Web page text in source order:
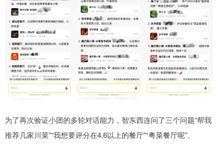
为了再次验证小团的多轮对话能力，智东西连问了三个问题“帮我
推荐几家川菜”“我想要评分在4.6以上的餐厅”“粤菜餐厅呢”。